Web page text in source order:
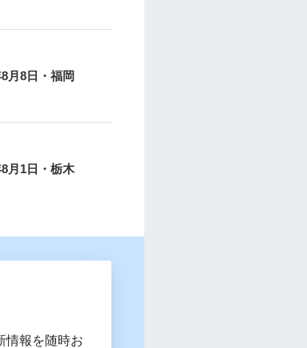
月8日・福岡
月1日・栃木
情報を随時お